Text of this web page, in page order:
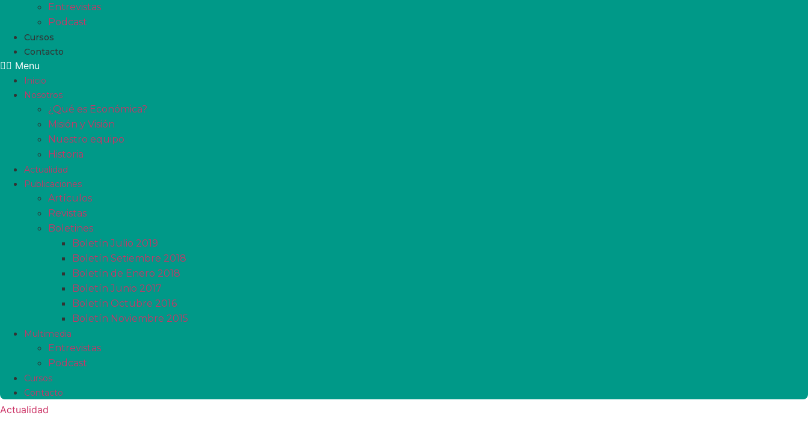
Entrevistas
Podcast
Cursos
Contacto
Menu
Inicio
Nosotros
¿Qué es Económica?
Misión y Visión
Nuestro equipo
Historia
Actualidad
Publicaciones
Artículos
Revistas
Boletines
Boletín Julio 2019
Boletín Setiembre 2018
Boletín de Enero 2018
Boletín Junio 2017
Boletín Octubre 2016
Boletín Noviembre 2015
Multimedia
Entrevistas
Podcast
Cursos
Contacto
Actualidad